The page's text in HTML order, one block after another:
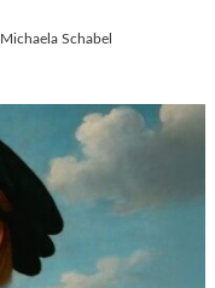
Michaela Schabel